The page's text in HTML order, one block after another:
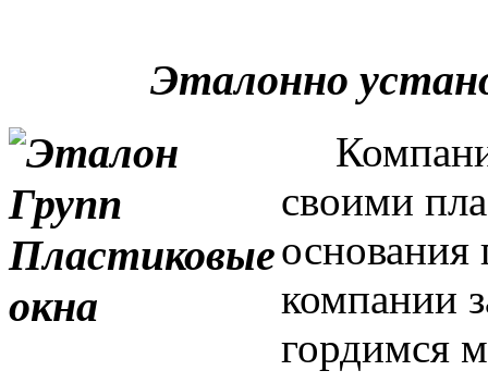
Эталонно
своими
основания
компании
гордимся